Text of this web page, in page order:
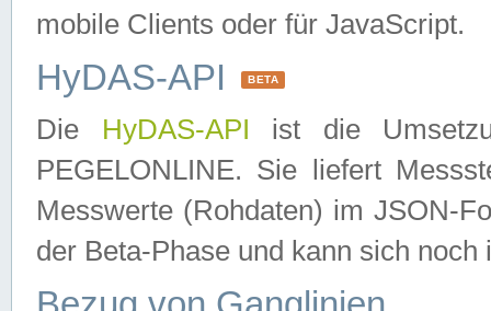
mobile Clients oder für JavaScript.
HyDAS-API BETA
Die HyDAS-API ist die
PEGELONLINE. Sie liefert
Messwerte (Rohdaten) im JSON-
der Beta-Phase und kann sich noch